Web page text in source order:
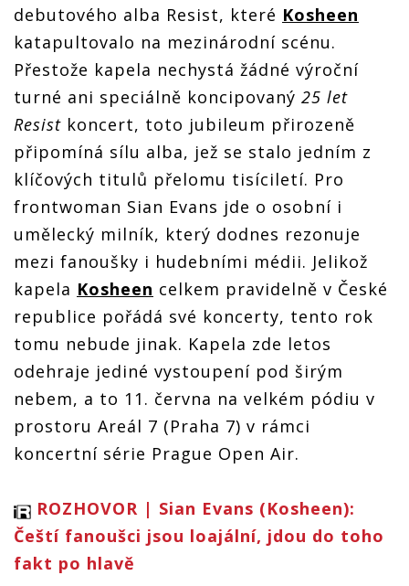
debutového alba Resist, které Kosheen
katapultovalo na mezinárodní scénu.
Přestože kapela nechystá žádné výroční
turné ani speciálně koncipovaný 25 let
Resist koncert, toto jubileum přirozeně
připomíná sílu alba, jež se stalo jedním z
klíčových titulů přelomu tisíciletí. Pro
frontwoman Sian Evans jde o osobní i
umělecký milník, který dodnes rezonuje
mezi fanoušky i hudebními médii. Jelikož
kapela Kosheen celkem pravidelně v České
republice pořádá své koncerty, tento rok
tomu nebude jinak. Kapela zde letos
odehraje jediné vystoupení pod širým
nebem, a to 11. června na velkém pódiu v
prostoru Areál 7 (Praha 7) v rámci
koncertní série Prague Open Air.
ROZHOVOR | Sian Evans (Kosheen):
Čeští fanoušci jsou loajální, jdou do toho
fakt po hlavě